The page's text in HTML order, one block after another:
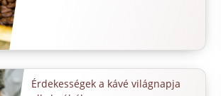
Érdekességek a kávé világnapja